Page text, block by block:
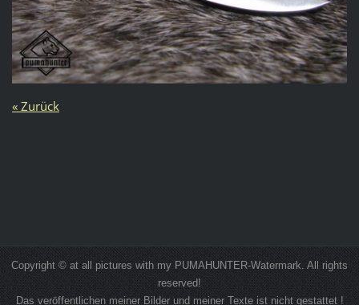
« Zurück
Copyright © at all pictures with my PUMAHUNTER-Watermark. All rights
reserved!
Das veröffentlichen meiner Bilder und meiner Texte ist nicht gestattet !